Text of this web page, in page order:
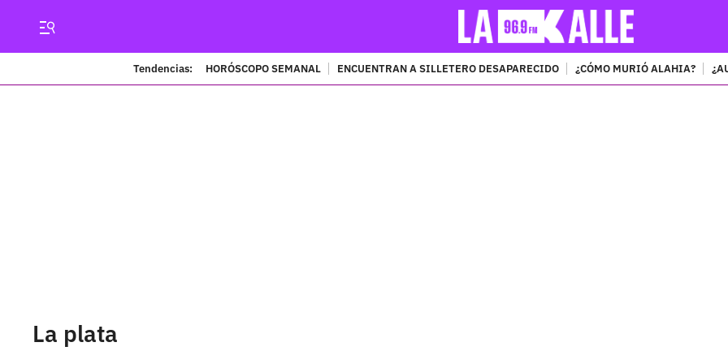
Tendencias: HORÓSCOPO SEMANAL ENCUENTRAN A SILLETERO DESAPARECIDO ¿CÓMO MURIÓ ALAHIA?
La plata